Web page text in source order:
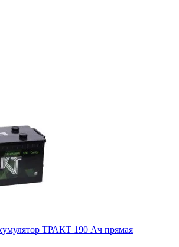
ТРАКТ 190 Ач прямая